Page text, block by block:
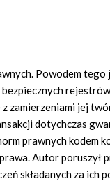
Powodem
zamierzeniami jej
dotychczas
prawnych kodem
Autor poruszył
składanych za ich